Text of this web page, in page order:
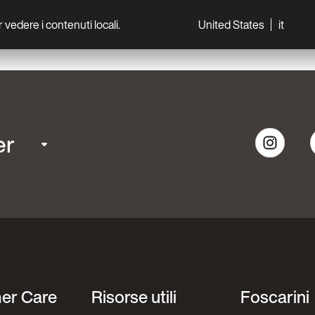
vedere i contenuti locali. United States it
Care Risorse utili Foscarini